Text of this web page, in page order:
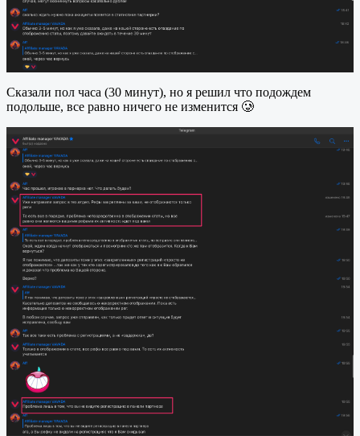
Сказали пол часа (30 минут), но я решил что подождем
подольше, все равно ничего не изменится 🥲